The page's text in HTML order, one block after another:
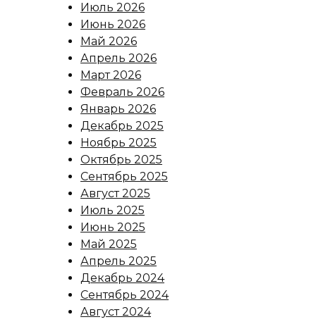
Июль 2026
Июнь 2026
Май 2026
Апрель 2026
Март 2026
Февраль 2026
Январь 2026
Декабрь 2025
Ноябрь 2025
Октябрь 2025
Сентябрь 2025
Август 2025
Июль 2025
Июнь 2025
Май 2025
Апрель 2025
Декабрь 2024
Сентябрь 2024
Август 2024